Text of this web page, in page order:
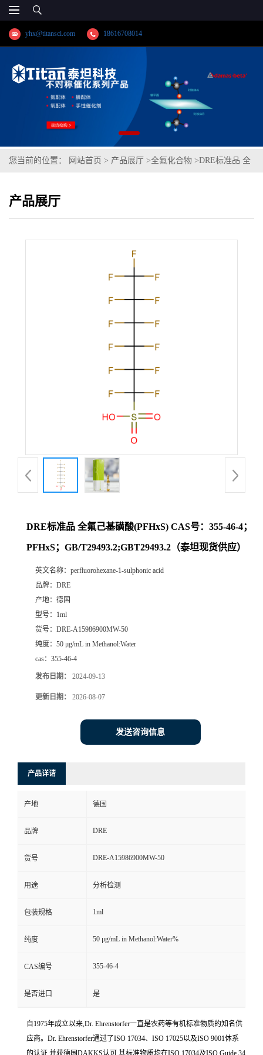
yhx@titansci.com 18616708014
您当前的位置： 网站首页 > 产品展厅 >全氟化合物 >DRE标准品 全
GB/T29493.2;GBT29493.2（泰坦现货供应）
产品展厅
DRE标准品 全氟己基磺酸(PFHxS) CAS号：355-46-4；
PFHxS；GB/T29493.2;GBT29493.2（泰坦现货供应）
英文名称： perfluorohexane-1-sulphonic acid
品牌： DRE
产地： 德国
型号： 1ml
货号： DRE-A15986900MW-50
纯度： 50 μg/mL in Methanol:Water
cas： 355-46-4
发布日期： 2024-09-13
更新日期： 2026-08-07
发送咨询信息
产品详请
产地 德国
品牌 DRE
货号 DRE-A15986900MW-50
用途 分析检测
包装规格 1ml
纯度 50 μg/mL in Methanol:Water%
CAS编号 355-46-4
是否进口 是
自1975年成立以来,Dr. Ehrenstorfer一直是农药等有机标准物质的知名供
应商。Dr. Ehrenstorfer通过了ISO 17034、ISO 17025以及ISO 9001体系
的认证,并获德国DAKKS认可,其标准物质均在ISO 17034及ISO Guide 34